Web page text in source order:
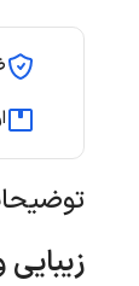
زیبایی